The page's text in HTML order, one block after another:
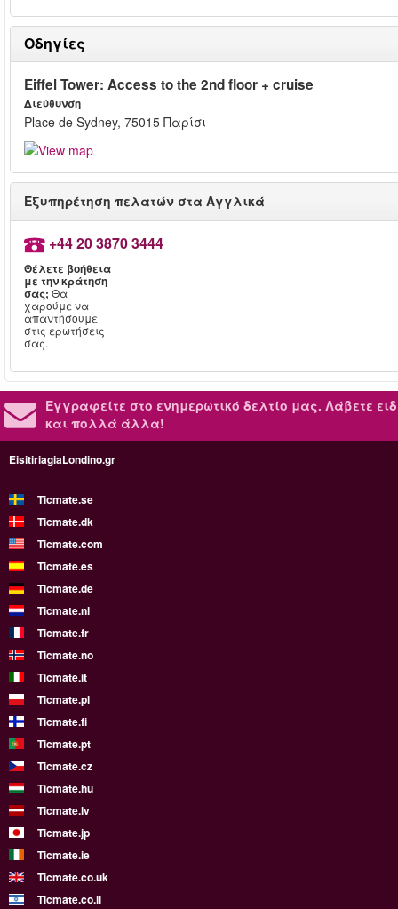
Οδηγίες
Eiffel Tower: Access to the 2nd floor + cruise
Διεύθυνση
Place de Sydney, 75015 Παρίσι
Εξυπηρέτηση πελατών στα Αγγλικά
+44 20 3870 3444
Θέλετε βοήθεια
με την κράτηση
σας; Θα
χαρούμε να
απαντήσουμε
στις ερωτήσεις
σας.
Εγγραφείτε στο ενημερωτικό δελτίο μας. Λάβετε
και πολλά άλλα!
EisitiriagiaLondino.gr
Ticmate.se
Ticmate.dk
Ticmate.com
Ticmate.es
Ticmate.de
Ticmate.nl
Ticmate.fr
Ticmate.no
Ticmate.it
Ticmate.pl
Ticmate.fi
Ticmate.pt
Ticmate.cz
Ticmate.hu
Ticmate.lv
Ticmate.jp
Ticmate.ie
Ticmate.co.uk
Ticmate.co.il